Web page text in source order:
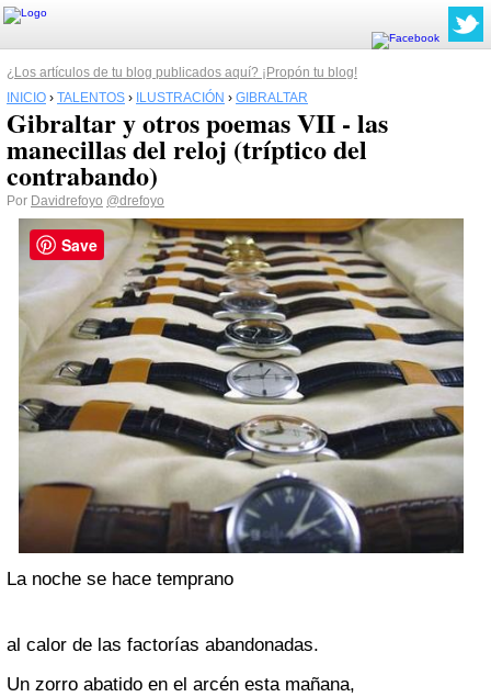
¿Los artículos de tu blog publicados aquí? ¡Propón tu blog!
INICIO › TALENTOS › ILUSTRACIÓN › GIBRALTAR
Gibraltar y otros poemas VII - las
manecillas del reloj (tríptico del
contrabando)
Por Davidrefoyo @drefoyo
La noche se hace temprano
al calor de las factorías abandonadas.
Un zorro abatido en el arcén esta mañana,
Save